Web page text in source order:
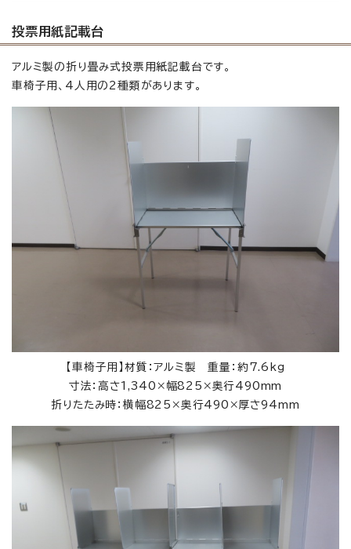
投票用紙記載台
アルミ製の折り畳み式投票用紙記載台です。
車椅子用、4人用の2種類があります。
【車椅子用】材質：アルミ製 重量：約7.6kg
寸法：高さ1,340×幅825×奥行490mm
折りたたみ時：横幅825×奥行490×厚さ94mm